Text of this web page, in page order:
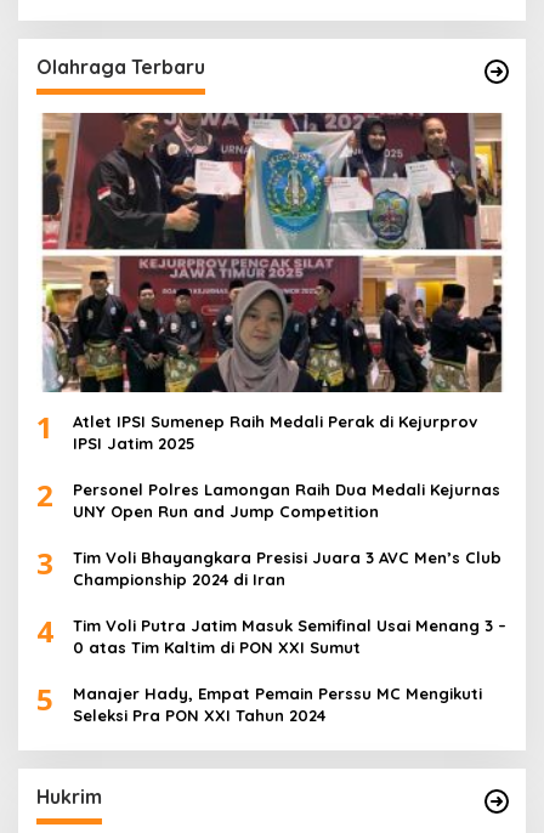
Olahraga Terbaru
1
Atlet IPSI Sumenep Raih Medali Perak di Kejurprov
IPSI Jatim 2025
2
Personel Polres Lamongan Raih Dua Medali Kejurnas
UNY Open Run and Jump Competition
3
Tim Voli Bhayangkara Presisi Juara 3 AVC Men’s Club
Championship 2024 di Iran
4
Tim Voli Putra Jatim Masuk Semifinal Usai Menang 3 –
0 atas Tim Kaltim di PON XXI Sumut
5
Manajer Hady, Empat Pemain Perssu MC Mengikuti
Seleksi Pra PON XXI Tahun 2024
Hukrim